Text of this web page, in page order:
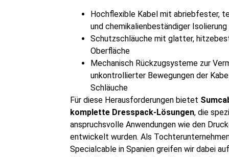
Hochflexible Kabel mit abriebfester,
und chemikalienbeständiger Isolierung
Schutzschläuche mit glatter,
Oberfläche
Mechanisch Rückzugsysteme zur
unkontrollierter Bewegungen der
Schläuche
Für diese Herausforderungen bietet
komplette Dresspack-Lösungen, die
anspruchsvolle Anwendungen wie den
entwickelt wurden. Als
Specialcable in Spanien greifen wir dabei